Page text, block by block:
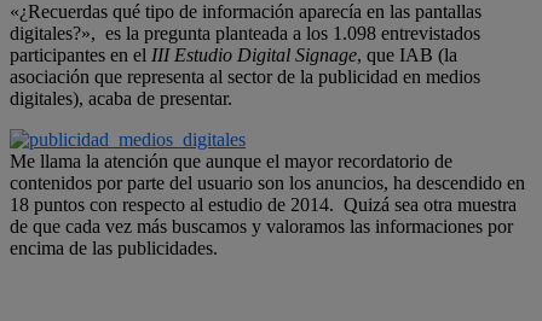
«¿Recuerdas qué tipo de información aparecía en las pantallas
digitales?», es la pregunta planteada a los 1.098 entrevistados
participantes en el III Estudio Digital Signage, que IAB (la
asociación que representa al sector de la publicidad en medios
digitales), acaba de presentar.
Me llama la atención que aunque el mayor recordatorio de
contenidos por parte del usuario son los anuncios, ha descendido en
18 puntos con respecto al estudio de 2014. Quizá sea otra muestra
de que cada vez más buscamos y valoramos las informaciones por
encima de las publicidades.